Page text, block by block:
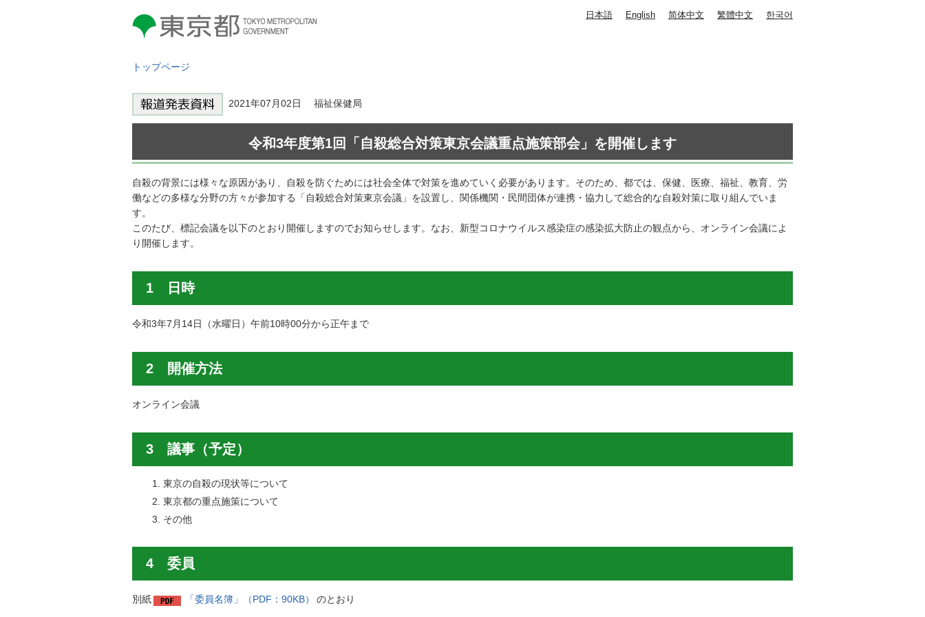
東京都 TOKYO METROPOLITAN
GOVERNMENT
日本語 English 简体中文 繁體中文 한국어
トップページ
2021年07月02日 福祉保健局
令和3年度第1回「自殺総合対策東京会議重点施策部会」を開催します
自殺の背景には様々な原因があり、自殺を防ぐためには社会全体で対策を進めていく必要があります。そのため、都では、保健、医療、福祉、教育、労
働などの多様な分野の方々が参加する「自殺総合対策東京会議」を設置し、関係機関・民間団体が連携・協力して総合的な自殺対策に取り組んでいま
す。
このたび、標記会議を以下のとおり開催しますのでお知らせします。なお、新型コロナウイルス感染症の感染拡大防止の観点から、オンライン会議によ
り開催します。
1 日時
令和3年7月14日（水曜日）午前10時00分から正午まで
2 開催方法
オンライン会議
3 議事（予定）
東京の自殺の現状等について
東京都の重点施策について
その他
4 委員
別紙 「委員名簿」（PDF：90KB） のとおり